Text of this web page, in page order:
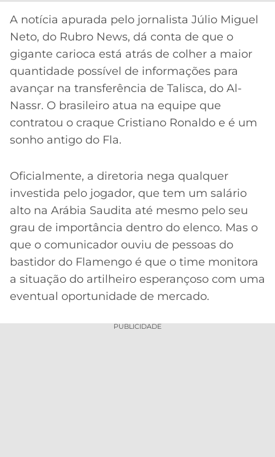
ATLÉTICO
MG
CRUZEIRO
A notícia apurada pelo jornalista Júlio Miguel
Neto, do Rubro News, dá conta de que o
gigante carioca está atrás de colher a maior
quantidade possível de informações para
avançar na transferência de Talisca, do Al-
Nassr. O brasileiro atua na equipe que
contratou o craque Cristiano Ronaldo e é um
sonho antigo do Fla.
Oficialmente, a diretoria nega qualquer
investida pelo jogador, que tem um salário
alto na Arábia Saudita até mesmo pelo seu
grau de importância dentro do elenco. Mas o
que o comunicador ouviu de pessoas do
bastidor do Flamengo é que o time monitora
a situação do artilheiro esperançoso com uma
eventual oportunidade de mercado.
PUBLICIDADE